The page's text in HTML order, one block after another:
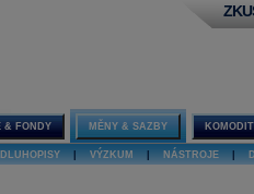
& FONDY MĚNY & SAZBY
DLUHOPISY VÝZKUM NÁSTROJE